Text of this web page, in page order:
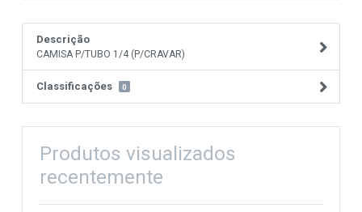
Descrição
CAMISA P/TUBO 1/4 (P/CRAVAR)
Classificações 0
Produtos visualizados
recentemente